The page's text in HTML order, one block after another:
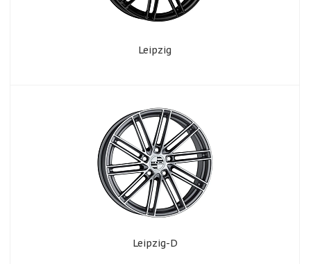
Leipzig
Leipzig-D